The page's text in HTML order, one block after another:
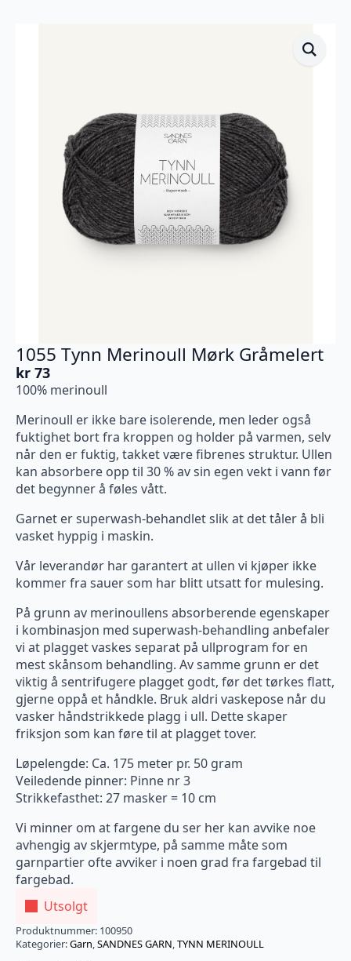
1055 Tynn Merinoull Mørk Gråmelert
kr 73
100% merinoull
Merinoull er ikke bare isolerende, men leder også
fuktighet bort fra kroppen og holder på varmen, selv
når den er fuktig, takket være fibrenes struktur. Ullen
kan absorbere opp til 30 % av sin egen vekt i vann før
det begynner å føles vått.
Garnet er superwash-behandlet slik at det tåler å bli
vasket hyppig i maskin.
Vår leverandør har garantert at ullen vi kjøper ikke
kommer fra sauer som har blitt utsatt for mulesing.
På grunn av merinoullens absorberende egenskaper
i kombinasjon med superwash-behandling anbefaler
vi at plagget vaskes separat på ullprogram for en
mest skånsom behandling. Av samme grunn er det
viktig å sentrifugere plagget godt, før det tørkes flatt,
gjerne oppå et håndkle. Bruk aldri vaskepose når du
vasker håndstrikkede plagg i ull. Dette skaper
friksjon som kan føre til at plagget tover.
Løpelengde: Ca. 175 meter pr. 50 gram
Veiledende pinner: Pinne nr 3
Strikkefasthet: 27 masker = 10 cm
Vi minner om at fargene du ser her kan avvike noe
avhengig av skjermtype, på samme måte som
garnpartier ofte avviker i noen grad fra fargebad til
fargebad.
Utsolgt
Produktnummer: 100950
Kategorier:Garn,SANDNES GARN,TYNN MERINOULL